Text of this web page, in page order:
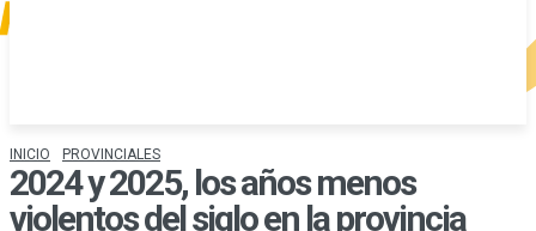
INICIO PROVINCIALES
2024 y 2025, los años menos
violentos del siglo en la provincia